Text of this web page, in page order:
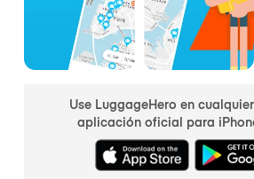
Use LuggageHero en
aplicación oficial para